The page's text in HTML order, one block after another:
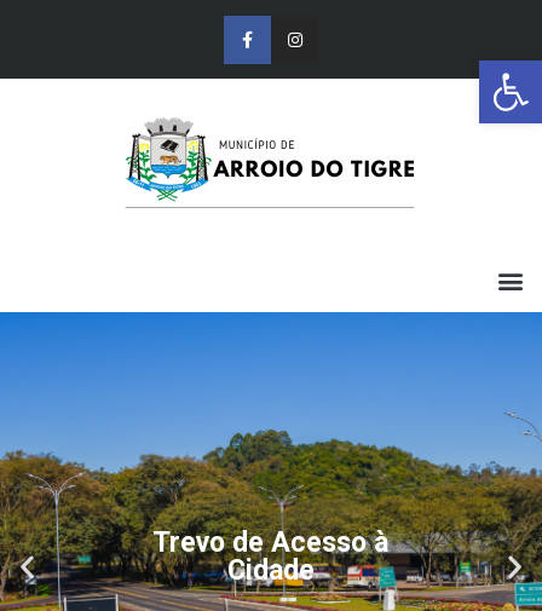
Barra de
Trevo de Acesso à
Cidade